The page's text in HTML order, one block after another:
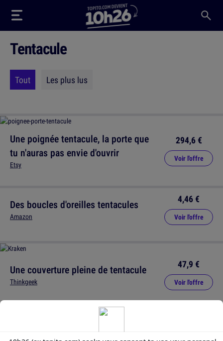
Tentacule
Tout Les plus lus
Une poignée tentacule, la porte que
tu n'auras pas envie d'ouvrir
Etsy
294,6 €
Voir l'offre
Des boucles d'oreilles tentacules
Amazon
4,46 €
Voir l'offre
Une couverture pleine de tentacule
Thinkgeek
47,9 €
Voir l'offre